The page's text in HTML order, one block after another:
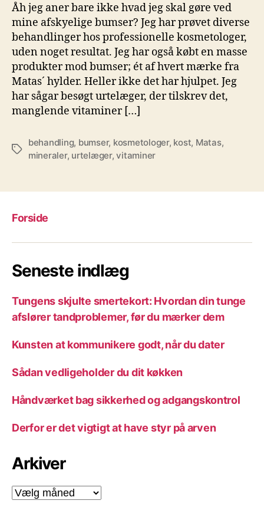
Åh jeg aner bare ikke hvad jeg skal gøre ved
mine afskyelige bumser? Jeg har prøvet diverse
behandlinger hos professionelle kosmetologer,
uden noget resultat. Jeg har også købt en masse
produkter mod bumser; ét af hvert mærke fra
Matas´ hylder. Heller ikke det har hjulpet. Jeg
har sågar besøgt urtelæger, der tilskrev det,
manglende vitaminer […]
Tags
behandling, bumser, kosmetologer, kost, Matas,
mineraler, urtelæger,vitaminer
Forside
Seneste indlæg
Tungens skjulte smertekort: Hvordan din tunge
afslører tandproblemer, før du mærker dem
Kunsten at kommunikere godt, når du dater
Sådan vedligeholder du dit køkken
Håndværket bag sikkerhed og adgangskontrol
Derfor er det vigtigt at have styr på arven
Arkiver
Arkiver